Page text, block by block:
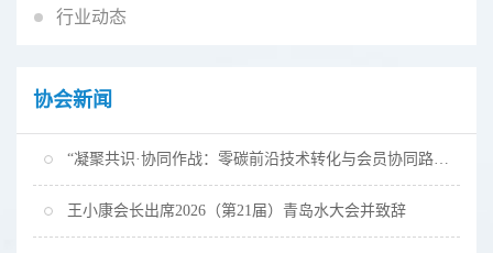
行业动态
协会新闻
“凝聚共识·协同作战：零碳前沿技术转化与会员协同路径”专题研讨会顺利召开
王小康会长出席2026（第21届）青岛水大会并致辞